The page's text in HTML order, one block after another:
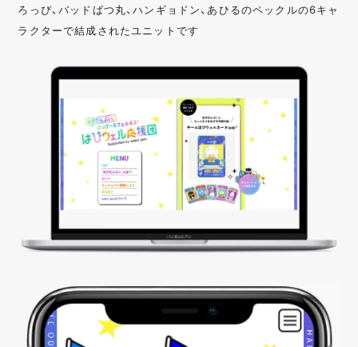
ろっぴ、バッドばつ丸、ハンギョドン、あひるのペックルの6キャ
ラクターで結成されたユニットです